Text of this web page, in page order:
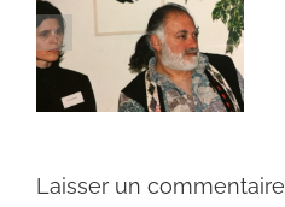
Une toile fraîche
Laisser un commentaire